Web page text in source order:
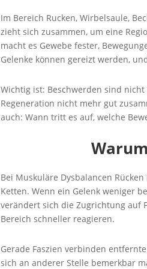
Im Bereich Rucken, Wirbelsaule,
zieht sich zusammen, um eine
macht es Gewebe fester,
Gelenke können gereizt werden,
Wichtig ist: Beschwerden sind
Regeneration nicht mehr gut
auch: Wann tritt es auf, welche
Bei Muskuläre Dysbalancen
Ketten. Wenn ein Gelenk weniger
verändert sich die Zugrichtung auf
Bereich schneller reagieren.
Gerade Faszien verbinden
sich an anderer Stelle bemerkbar